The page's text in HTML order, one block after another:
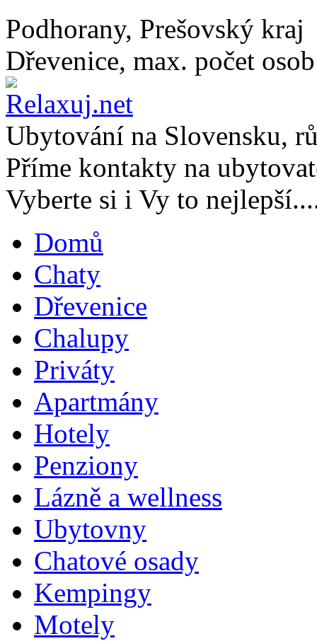
Podhorany, Prešovský kraj
Dřevenice, max. počet
Ubytování na Slovensku,
Příme kontakty na
Vyberte si i Vy to
Domů
Chaty
Dřevenice
Chalupy
Priváty
Apartmány
Hotely
Penziony
Lázně a wellness
Ubytovny
Chatové osady
Kempingy
Motely